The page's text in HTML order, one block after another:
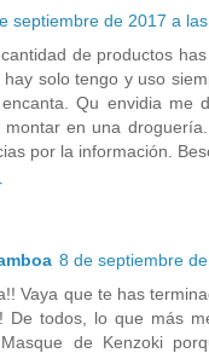
septiembre de 2017 a
de productos
solo tengo y uso
Qu envidia me
montar en una
por la información.
8 de septiembre
Vaya que te has
De todos, lo que más
de Kenzoki